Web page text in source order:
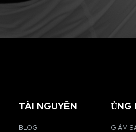
TÀI NGUYÊN
BLOG
ỦNG
GIÁM